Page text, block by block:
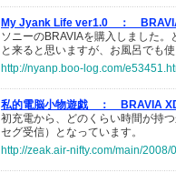
My Jyank Life ver1.0 ：
ソニーのBRAVIAを購入しました
と来ると思いますが、お風呂でも
http://nyanp.boo-log.com/
私的電脳小物遊戯 ：
BRAVIA
初充電から、どのくらい時間が持
セグ受信）となっています。
http://zeak.air-nifty.com/main/